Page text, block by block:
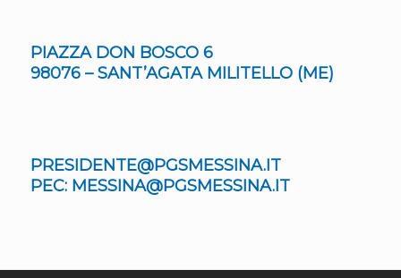
PIAZZA DON BOSCO 6
98076 – SANT’AGATA MILITELLO (ME)
PRESIDENTE@PGSMESSINA.IT
PEC: MESSINA@PGSMESSINA.IT